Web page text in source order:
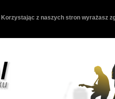
z naszych stron wyrażasz